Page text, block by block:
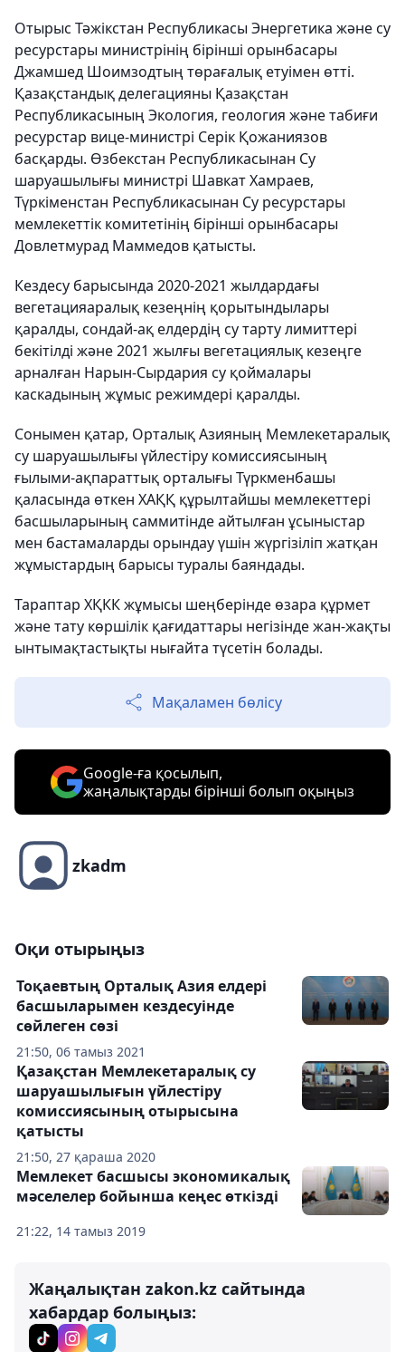
Отырыс Тәжікстан Республикасы Энергетика және су
ресурстары министрінің бірінші орынбасары
Джамшед Шоимзодтың төрағалық етуімен өтті.
Қазақстандық делегацияны Қазақстан
Республикасының Экология, геология және табиғи
ресурстар вице-министрі Серік Қожаниязов
басқарды. Өзбекстан Республикасынан Су
шаруашылығы министрі Шавкат Хамраев,
Түркіменстан Республикасынан Су ресурстары
мемлекеттік комитетінің бірінші орынбасары
Довлетмурад Маммедов қатысты.
Кездесу барысында 2020-2021 жылдардағы
вегетацияаралық кезеңнің қорытындылары
қаралды, сондай-ақ елдердің су тарту лимиттері
бекітілді және 2021 жылғы вегетациялық кезеңге
арналған Нарын-Сырдария су қоймалары
каскадының жұмыс режимдері қаралды.
Сонымен қатар, Орталық Азияның Мемлекетаралық
су шаруашылығы үйлестіру комиссиясының
ғылыми-ақпараттық орталығы Түркменбашы
қаласында өткен ХАҚҚ құрылтайшы мемлекеттері
басшыларының саммитінде айтылған ұсыныстар
мен бастамаларды орындау үшін жүргізіліп жатқан
жұмыстардың барысы туралы баяндады.
Тараптар ХҚКК жұмысы шеңберінде өзара құрмет
және тату көршілік қағидаттары негізінде жан-жақты
ынтымақтастықты нығайта түсетін болады.
Мақаламен бөлісу
Google-ға қосылып,
жаңалықтарды бірінші болып оқыңыз
zkadm
Оқи отырыңыз
21:50, 06 тамыз 2021
Тоқаевтың Орталық Азия елдері
басшыларымен кездесуінде
сөйлеген сөзі
21:50, 27 қараша 2020
Қазақстан Мемлекетаралық су
шаруашылығын үйлестіру
комиссиясының отырысына
қатысты
21:22, 14 тамыз 2019
Мемлекет басшысы экономикалық
мәселелер бойынша кеңес өткізді
Жаңалықтан zakon.kz сайтында
хабардар болыңыз: